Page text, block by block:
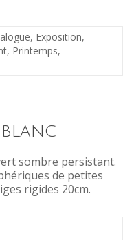
, Exposition,
, Printemps,
sombre persistant.
de petites
rigides 20cm.